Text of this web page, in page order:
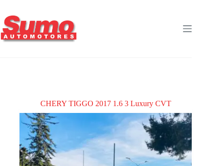
contenido
CHERY TIGGO 2017 1.6 3 Luxury CVT